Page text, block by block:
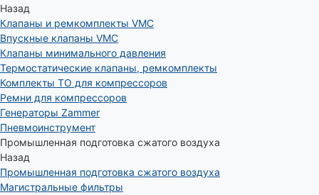
Назад
Клапаны и ремкомплекты VMC
Впускные клапаны VMC
Клапаны минимального давления
Термостатические клапаны, ремкомплекты
Комплекты ТО для компрессоров
Ремни для компрессоров
Генераторы Zammer
Пневмоинструмент
Промышленная подготовка сжатого воздуха
Назад
Промышленная подготовка сжатого воздуха
Магистральные фильтры